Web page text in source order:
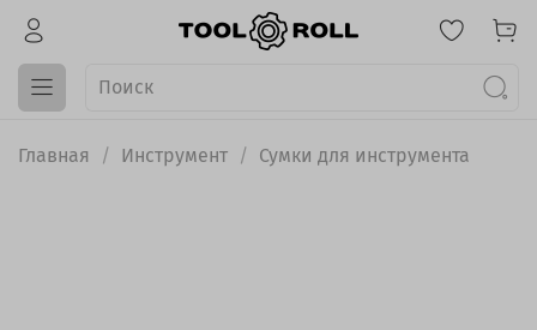
Главная Инструмент Сумки для инструмента